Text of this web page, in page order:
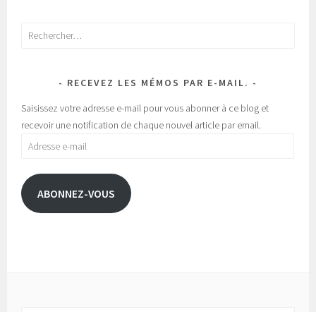
Rechercher :
RECEVEZ LES MÉMOS PAR E-MAIL.
Saisissez votre adresse e-mail pour vous abonner à ce blog et
recevoir une notification de chaque nouvel article par email.
Adresse
mail
ABONNEZ-VOUS